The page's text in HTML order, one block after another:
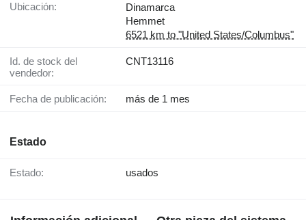
Ubicación:
Dinamarca
Hemmet
6521 km to "United States/Columbus"
Id. de stock del
vendedor:
CNT13116
Fecha de publicación: más de 1 mes
Estado
Estado: usados